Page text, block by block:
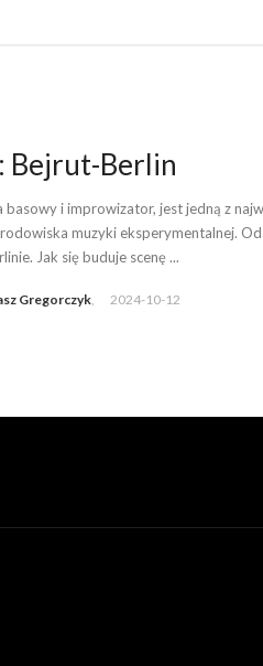
Bejrut-Berlin
basowy i improwizator, jest jedną z
muzyki eksperymentalnej.
Jak się buduje scenę ...
Gregorczyk, 2024-10-12